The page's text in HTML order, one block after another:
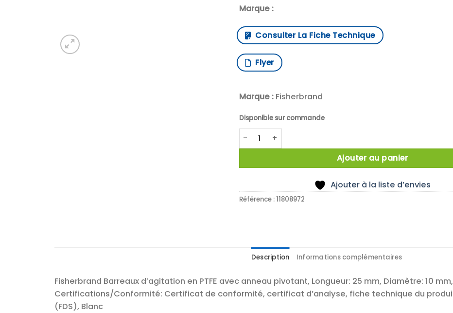
Marque :
Consulter La Fiche Technique
Flyer
Marque :Fisherbrand
Disponible sur commande
quantité de X10 MONOMOLD+ANNEAU PTFE 25X10MM
Ajouter au panier
Ajouter à la liste d’envies
Référence :11808972
Description Informations complémentaires
Fisherbrand Barreaux d’agitation en PTFE avec anneau pivotant, Longueur: 25 mm, Diamètre: 10
Certifications/Conformité: Certificat de conformité, certificat d’analyse, fiche technique du
(FDS), Blanc